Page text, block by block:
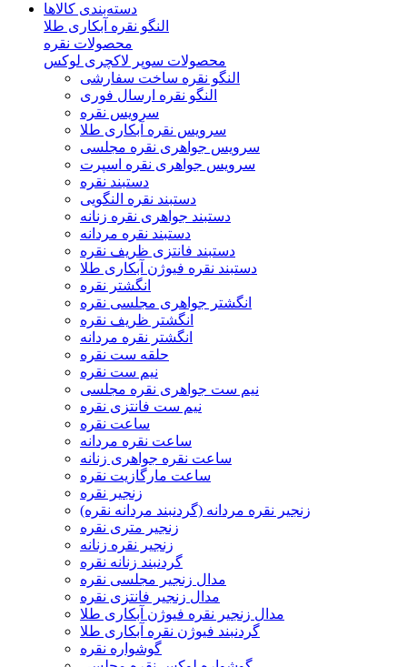
دسته‌بندی‌ کالاها
النگو نقره آبکاری طلا
محصولات نقره
محصولات سوپر لاکچری لوکس
النگو نقره ساخت سفارشی
النگو نقره ارسال فوری
سرویس نقره
سرویس نقره آبکاری طلا
سرویس جواهری نقره مجلسی
سرویس جواهری نقره اسپرت
دستبند نقره
دستبند نقره النگویی
دستبند جواهری نقره زنانه
دستبند نقره مردانه
دستبند فانتزی ظریف نقره
دستبند نقره فیوژن آبکاری طلا
انگشتر نقره
انگشتر جواهری مجلسی نقره
انگشتر ظریف نقره
انگشتر نقره مردانه
حلقه ست نقره
نیم ست نقره
نیم ست جواهری نقره مجلسی
نیم ست فانتزی نقره
ساعت نقره
ساعت نقره مردانه
ساعت نقره جواهری زنانه
ساعت مارگازیت نقره
زنجیر نقره
زنجیر نقره مردانه (گردنبند مردانه نقره)
زنجیر متری نقره
زنجیر نقره زنانه
گردنبند زنانه نقره
مدال زنجیر مجلسی نقره
مدال زنجیر فانتزی نقره
مدال زنجیر نقره فیوژن آبکاری طلا
گردنبند فیوژن نقره آبکاری طلا
گوشواره نقره